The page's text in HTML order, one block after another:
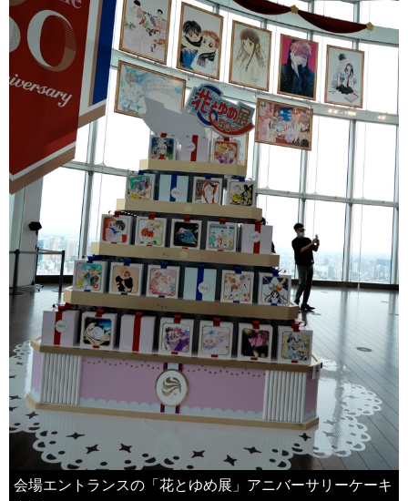
会場エントランスの「花とゆめ展」アニバーサリーケーキ